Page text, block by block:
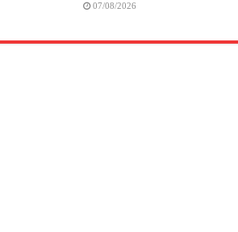
07/08/2026